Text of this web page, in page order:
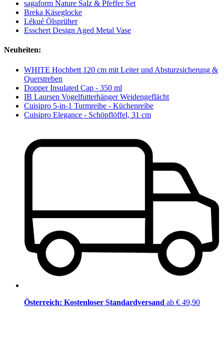
sagaform Nature Salz & Pfeffer Set
Breka Käseglocke
Lékué Ölsprüher
Esschert Design Aged Metal Vase
Neuheiten:
WHITE Hochbett 120 cm mit Leiter und Absturzsicherung &
Querstreben
Dopper Insulated Cap - 350 ml
IB Laursen Vogelfutterhänger Weidengeflächt
Cuisipro 5-in-1 Turmreibe - Küchenreibe
Cuisipro Elegance - Schöpflöffel, 31 cm
Österreich: Kostenloser Standardversand ab € 49,90